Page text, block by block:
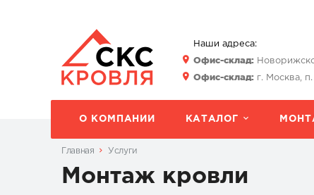
Наши адреса:
Офис-склад:
Офис-склад:г. Москва, п.
О КОМПАНИИ КАТАЛОГ
Главная Услуги
Монтаж кровли